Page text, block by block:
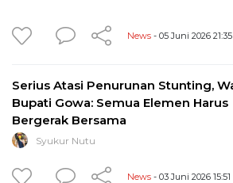
News - 05 Juni 2026 21:35
Serius Atasi Penurunan Stunting,
Bupati Gowa: Semua Elemen Harus
Bergerak Bersama
Syukur Nutu
News - 03 Juni 2026 15:51